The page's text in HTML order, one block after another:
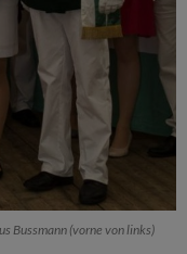
Bussmann (vorne von links)